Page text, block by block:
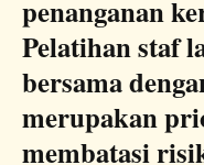
penanganan
Pelatihan staf
bersama
merupakan
membatasi